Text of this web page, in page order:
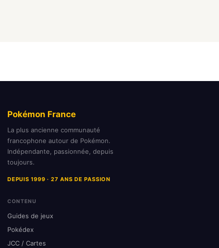
Pokémon France
La plus ancienne communauté
francophone autour de Pokémon.
Indépendante, passionnée, depuis
toujours.
DEPUIS 1999 · 27 ANS DE PASSION
CONTENU
Guides de jeux
Pokédex
JCC / Cartes